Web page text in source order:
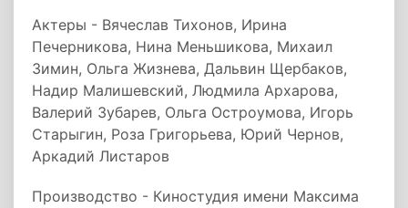
Актеры - Вячеслав Тихонов, Ирина
Печерникова, Нина Меньшикова, Михаил
Зимин, Ольга Жизнева, Дальвин Щербаков,
Надир Малишевский, Людмила Архарова,
Валерий Зубарев, Ольга Остроумова, Игорь
Старыгин, Роза Григорьева, Юрий Чернов,
Аркадий Листаров
Производство - Киностудия имени Максима